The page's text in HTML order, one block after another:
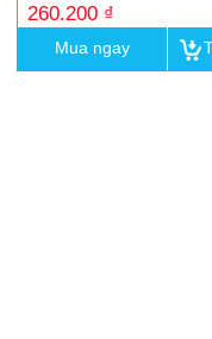
260.200 ₫
Mua ngay